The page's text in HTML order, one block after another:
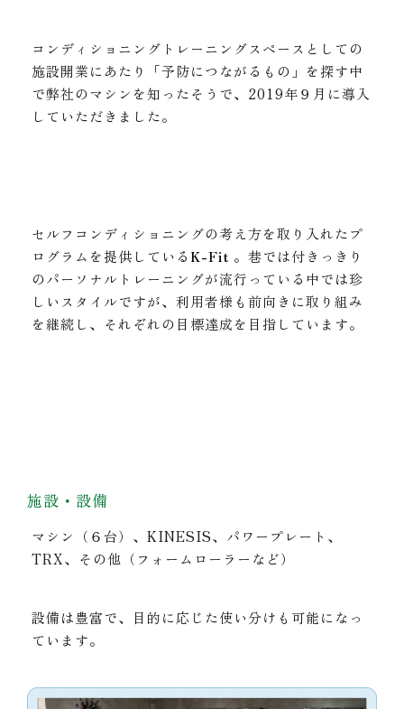
コンディショニングトレーニングスペースとしての
施設開業にあたり「予防につながるもの」を探す中
で弊社のマシンを知ったそうで、2019年９月に導入
していただきました。
セルフコンディショニングの考え方を取り入れたプ
ログラムを提供している K-Fit 。巷では付きっきり
のパーソナルトレーニングが流行っている中では珍
しいスタイルですが、利用者様も前向きに取り組み
を継続し、それぞれの目標達成を目指しています。
施設・設備
マシン（６台）、KINESIS、パワープレート、
TRX、その他（フォームローラーなど）
設備は豊富で、目的に応じた使い分けも可能になっ
ています。